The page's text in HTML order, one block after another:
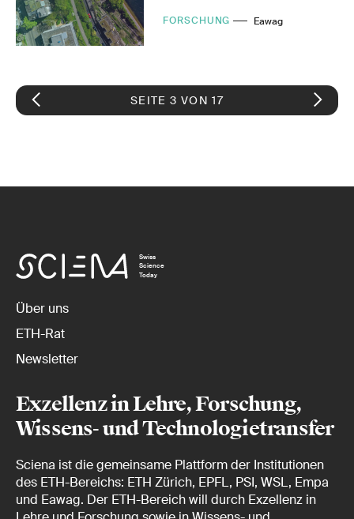
FORSCHUNG Eawag
SEITE 3 VON 17
Swiss
Science
Today
Über uns
ETH-Rat
Newsletter
Exzellenz in Lehre, Forschung,
Wissens- und Technologietransfer
Sciena ist die gemeinsame Plattform der Institutionen
des ETH-Bereichs: ETH Zürich, EPFL, PSI, WSL, Empa
und Eawag. Der ETH-Bereich will durch Exzellenz in